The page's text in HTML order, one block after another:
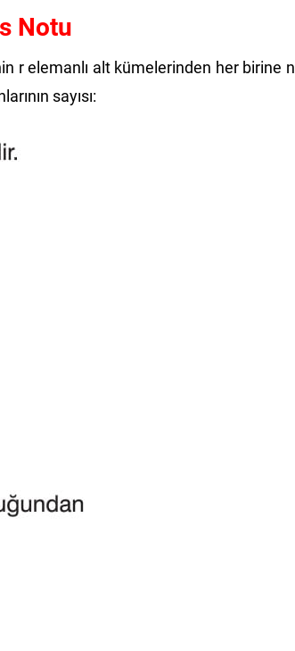
Notu
r elemanlı alt kümelerinden her birine n
sayısı: